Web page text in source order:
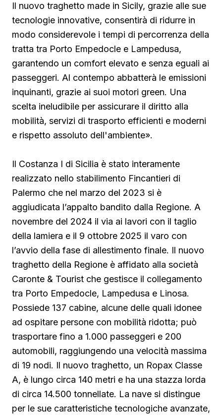
Il nuovo traghetto made in Sicily, grazie alle sue
tecnologie innovative, consentirà di ridurre in
modo considerevole i tempi di percorrenza della
tratta tra Porto Empedocle e Lampedusa,
garantendo un comfort elevato e senza eguali ai
passeggeri. Al contempo abbatterà le emissioni
inquinanti, grazie ai suoi motori green. Una
scelta ineludibile per assicurare il diritto alla
mobilità, servizi di trasporto efficienti e moderni
e rispetto assoluto dell'ambiente».
Il Costanza I di Sicilia è stato interamente
realizzato nello stabilimento Fincantieri di
Palermo che nel marzo del 2023 si è
aggiudicata l’appalto bandito dalla Regione. A
novembre del 2024 il via ai lavori con il taglio
della lamiera e il 9 ottobre 2025 il varo con
l’avvio della fase di allestimento finale. Il nuovo
traghetto della Regione è affidato alla società
Caronte & Tourist che gestisce il collegamento
tra Porto Empedocle, Lampedusa e Linosa.
Possiede 137 cabine, alcune delle quali idonee
ad ospitare persone con mobilità ridotta; può
trasportare fino a 1.000 passeggeri e 200
automobili, raggiungendo una velocità massima
di 19 nodi. Il nuovo traghetto, un Ropax Classe
A, è lungo circa 140 metri e ha una stazza lorda
di circa 14.500 tonnellate. La nave si distingue
per le sue caratteristiche tecnologiche avanzate,